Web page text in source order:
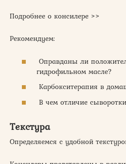
Подробнее о консилере >>
Рекомендуем:
Оправданы ли
гидрофильном масле?
Карбокситерапия в
В чем отличие
Текстура
Определяемся с удобной